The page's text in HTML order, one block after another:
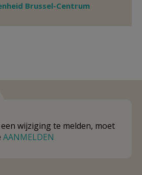
Brussel-Centrum
wijziging te melden, moet
AANMELDEN